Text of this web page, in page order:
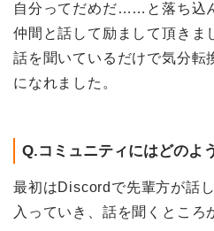
自分ってだめだ……と落ち込
仲間と話して励まして頂きま
話を聞いているだけで気分転
になれました。
Q.コミュニティにはどのよ
最初はDiscordで先輩方が話
入っていき、話を聞くところ